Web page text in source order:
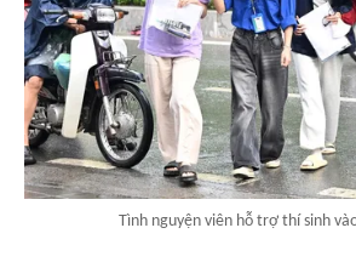
Tình nguyện viên hỗ trợ thí sinh